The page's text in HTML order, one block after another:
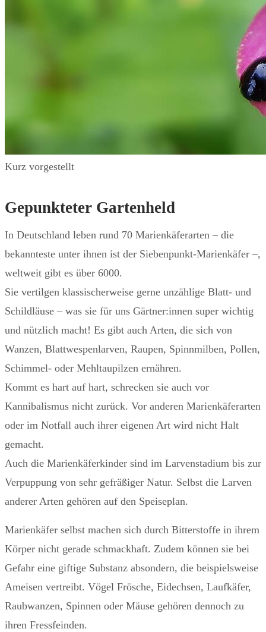
Kurz vorgestellt
Gepunkteter Gartenheld
In Deutschland leben rund 70 Marienkäferarten – die
bekannteste unter ihnen ist der Siebenpunkt-Marienkäfer –,
weltweit gibt es über 6000.
Sie vertilgen klassischerweise gerne unzählige Blatt- und
Schildläuse – was sie für uns Gärtner:innen super wichtig
und nützlich macht! Es gibt auch Arten, die sich von
Wanzen, Blattwespenlarven, Raupen, Spinnmilben, Pollen,
Schimmel- oder Mehltaupilzen ernähren.
Kommt es hart auf hart, schrecken sie auch vor
Kannibalismus nicht zurück. Vor anderen Marienkäferarten
oder im Notfall auch ihrer eigenen Art wird nicht Halt
gemacht.
Auch die Marienkäferkinder sind im Larvenstadium bis zur
Verpuppung von sehr gefräßiger Natur. Selbst die Larven
anderer Arten gehören auf den Speiseplan.
Marienkäfer selbst machen sich durch Bitterstoffe in ihrem
Körper nicht gerade schmackhaft. Zudem können sie bei
Gefahr eine giftige Substanz absondern, die beispielsweise
Ameisen vertreibt. Vögel Frösche, Eidechsen, Laufkäfer,
Raubwanzen, Spinnen oder Mäuse gehören dennoch zu
ihren Fressfeinden.